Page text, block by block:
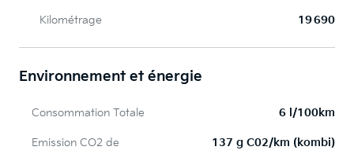
Kilométrage 19 690
Environnement et énergie
Consommation Totale 6 l/100km
Emission CO2 de 137 g C02/km (kombi)